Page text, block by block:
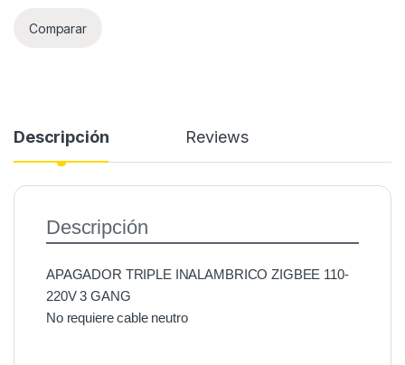
Comparar
Descripción Reviews
Descripción
APAGADOR TRIPLE INALAMBRICO ZIGBEE 110-
220V 3 GANG
No requiere cable neutro